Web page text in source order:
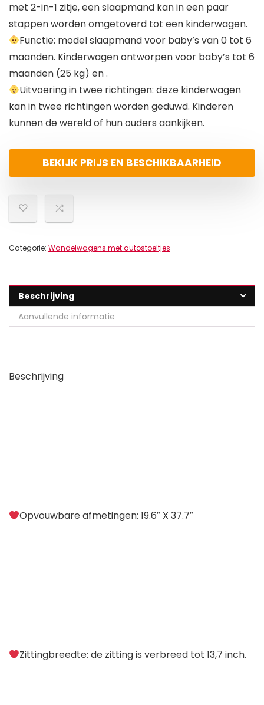
met 2-in-1 zitje, een slaapmand kan in een paar
stappen worden omgetoverd tot een kinderwagen.
Functie: model slaapmand voor baby’s van 0 tot 6
maanden. Kinderwagen ontworpen voor baby’s tot 6
maanden (25 kg) en .
Uitvoering in twee richtingen: deze kinderwagen
kan in twee richtingen worden geduwd. Kinderen
kunnen de wereld of hun ouders aankijken.
BEKIJK PRIJS EN BESCHIKBAARHEID
Categorie: Wandelwagens met autostoeltjes
Beschrijving
Aanvullende informatie
Beschrijving
Opvouwbare afmetingen: 19.6″ X 37.7″
Zittingbreedte: de zitting is verbreed tot 13,7 inch.